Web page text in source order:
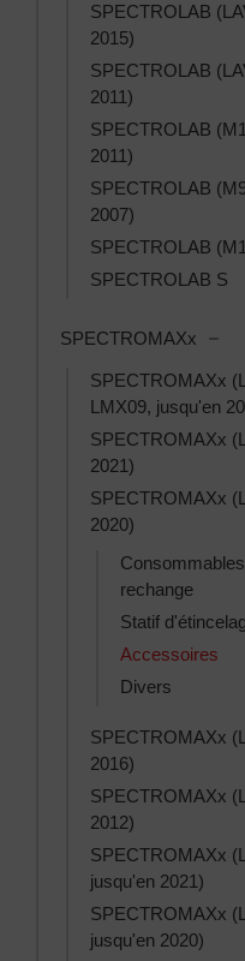
SPECTROLAB
2015)
SPECTROLAB
2011)
SPECTROLAB
2011)
SPECTROLAB
2007)
SPECTROLAB
SPECTROLAB S
SPECTROMAXx
SPECTROMAXx
LMX09, jusqu'en
SPECTROMAXx
2021)
SPECTROMAXx
2020)
rechange
Statif
Accessoires
Divers
SPECTROMAXx
2016)
SPECTROMAXx
2012)
SPECTROMAXx
jusqu'en 2021)
SPECTROMAXx
jusqu'en 2020)